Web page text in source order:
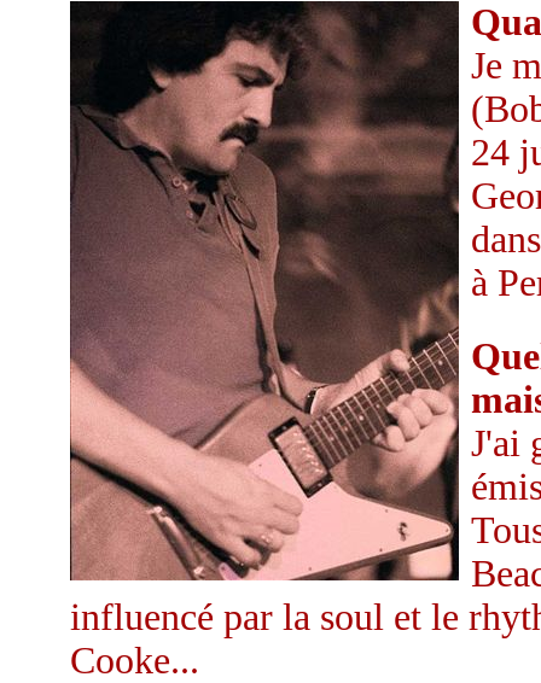
Je
24
à
J'ai
influencé par la soul et le
Cooke...